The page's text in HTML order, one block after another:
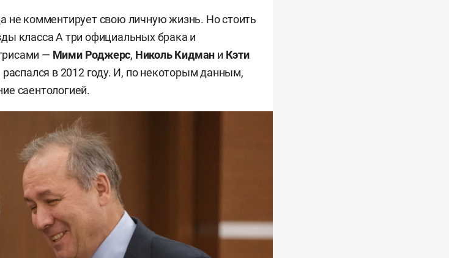
не комментирует свою личную жизнь. Но стоить
класса А три официальных брака и
— Мими Роджерс, Николь Кидман и Кэти
в 2012 году. И, по некоторым данным,
саентологией.